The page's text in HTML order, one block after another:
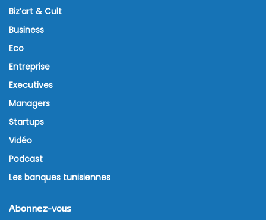
Biz’art & Cult
Business
Eco
Entreprise
Executives
Managers
Startups
Vidéo
Podcast
Les banques tunisiennes
Abonnez-vous